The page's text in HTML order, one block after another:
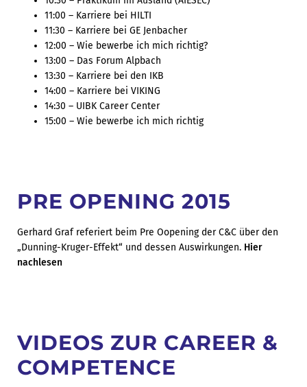
11:00 – Karriere bei HILTI
11:30 – Karriere bei GE Jenbacher
12:00 – Wie bewerbe ich mich richtig?
13:00 – Das Forum Alpbach
13:30 – Karriere bei den IKB
14:00 – Karriere bei VIKING
14:30 – UIBK Career Center
15:00 – Wie bewerbe ich mich richtig
PRE OPENING 2015
Gerhard Graf referiert beim Pre Oopening der C&C über den
„Dunning-Kruger-Effekt“ und dessen Auswirkungen. Hier
nachlesen
VIDEOS ZUR CAREER &
COMPETENCE